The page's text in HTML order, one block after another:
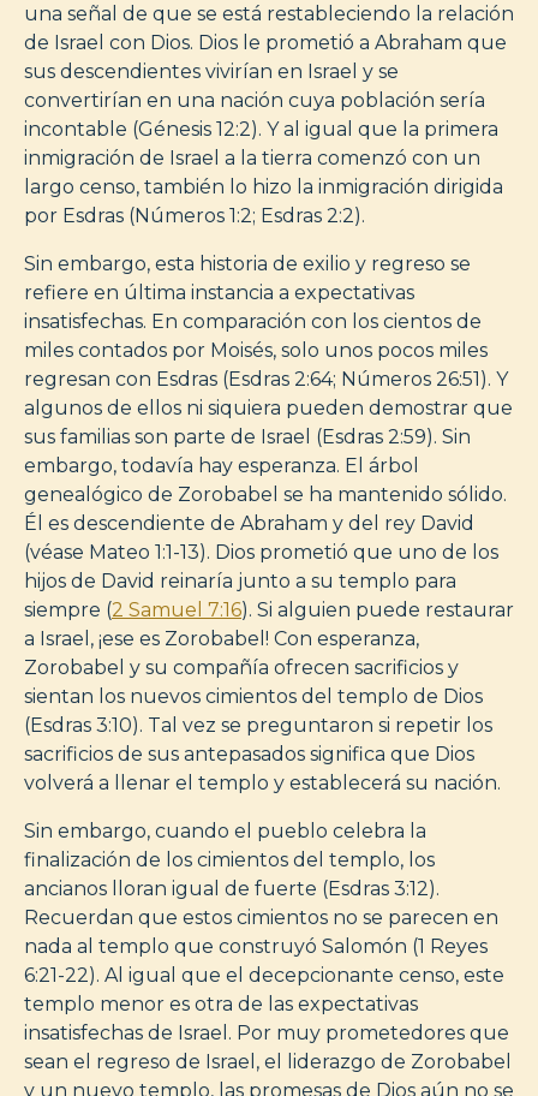
una señal de que se está restableciendo la relación
de Israel con Dios. Dios le prometió a Abraham que
sus descendientes vivirían en Israel y se
convertirían en una nación cuya población sería
incontable (Génesis 12:2). Y al igual que la primera
inmigración de Israel a la tierra comenzó con un
largo censo, también lo hizo la inmigración dirigida
por Esdras (Números 1:2; Esdras 2:2).
Sin embargo, esta historia de exilio y regreso se
refiere en última instancia a expectativas
insatisfechas. En comparación con los cientos de
miles contados por Moisés, solo unos pocos miles
regresan con Esdras (Esdras 2:64; Números 26:51). Y
algunos de ellos ni siquiera pueden demostrar que
sus familias son parte de Israel (Esdras 2:59). Sin
embargo, todavía hay esperanza. El árbol
genealógico de Zorobabel se ha mantenido sólido.
Él es descendiente de Abraham y del rey David
(véase Mateo 1:1-13). Dios prometió que uno de los
hijos de David reinaría junto a su templo para
siempre (2 Samuel 7:16). Si alguien puede restaurar
a Israel, ¡ese es Zorobabel! Con esperanza,
Zorobabel y su compañía ofrecen sacrificios y
sientan los nuevos cimientos del templo de Dios
(Esdras 3:10). Tal vez se preguntaron si repetir los
sacrificios de sus antepasados significa que Dios
volverá a llenar el templo y establecerá su nación.
Sin embargo, cuando el pueblo celebra la
finalización de los cimientos del templo, los
ancianos lloran igual de fuerte (Esdras 3:12).
Recuerdan que estos cimientos no se parecen en
nada al templo que construyó Salomón (1 Reyes
6:21-22). Al igual que el decepcionante censo, este
templo menor es otra de las expectativas
insatisfechas de Israel. Por muy prometedores que
sean el regreso de Israel, el liderazgo de Zorobabel
y un nuevo templo, las promesas de Dios aún no se